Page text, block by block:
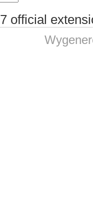
7 official